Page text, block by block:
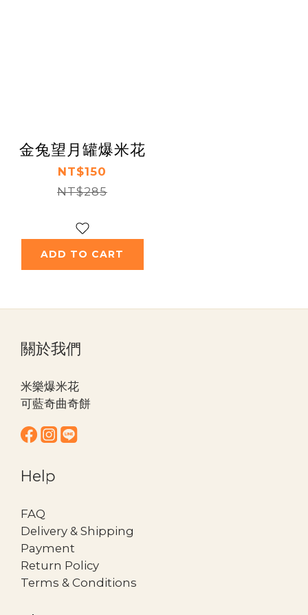
金兔望月罐爆米花
NT$150
NT$285
ADD TO CART
關於我們
米樂爆米花
可藍奇曲奇餅
Help
FAQ
Delivery & Shipping
Payment
Return Policy
Terms & Conditions